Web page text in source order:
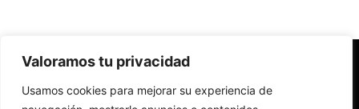
Valoramos tu privacidad
Usamos cookies para mejorar su experiencia de
Redes Cristianas
Una mirada alternativa sobre la Iglesia católica y la sociedad
- Colectivos de Redes Cristianas